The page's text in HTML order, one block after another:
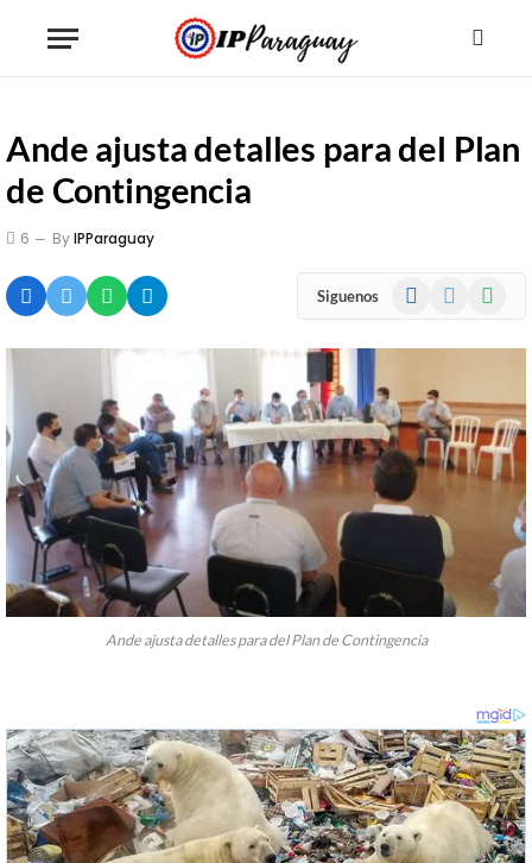
Ande ajusta detalles para del Plan
de Contingencia
6 ByIPParaguay
Siguenos Facebook
Ande ajusta detalles para del Plan de Contingencia